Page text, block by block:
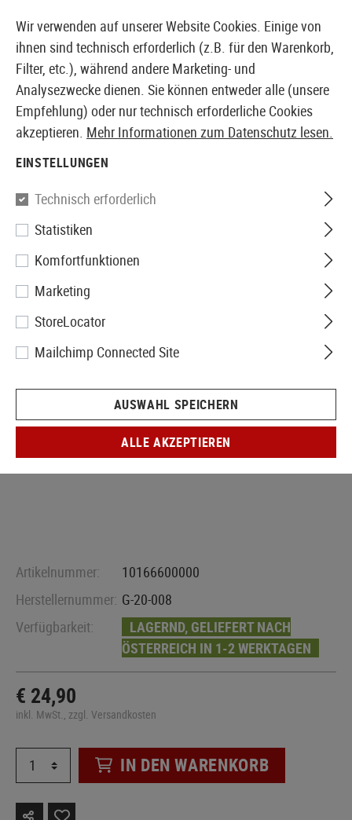
EUROPÄISCHER AIRSOFT SHOP & GROßHÄNDLER
G&G
Hop Up Chamber SCAR
Artikelnummer:
10166600000
Herstellernummer: G-20-008
Verfügbarkeit:
LAGERND, GELIEFERT NACH
ÖSTERREICH IN 1-2 WERKTAGEN
€ 24,90
inkl. MwSt., zzgl. Versandkosten
IN DEN WARENKORB
Wir verwenden auf unserer Website Cookies. Einige von
ihnen sind technisch erforderlich (z.B. für den Warenkorb,
Filter, etc.), während andere Marketing- und
Analysezwecke dienen. Sie können entweder alle (unsere
Empfehlung) oder nur technisch erforderliche Cookies
akzeptieren. Mehr Informationen zum Datenschutz lesen.
EINSTELLUNGEN
Technisch erforderlich
Statistiken
Komfortfunktionen
Marketing
StoreLocator
Mailchimp Connected Site
AUSWAHL SPEICHERN
ALLE AKZEPTIEREN